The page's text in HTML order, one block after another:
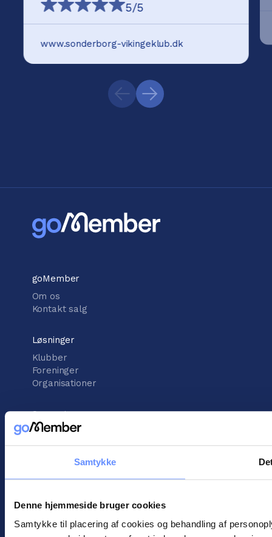
Samtykke
Denne hjemmeside bruger cookies
Samtykke til placering af cookies og behandling af
5/5
www.sonderborg-vikingeklub.dk
goMember
Om os
Kontakt salg
Løsninger
Klubber
Foreninger
Organisationer
Support
Vidensbank
Support center
Kontakt support
Handelsbetingelser
Cookies
Persondatapolitik